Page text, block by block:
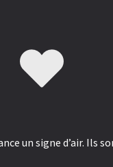
un signe d’air. Ils